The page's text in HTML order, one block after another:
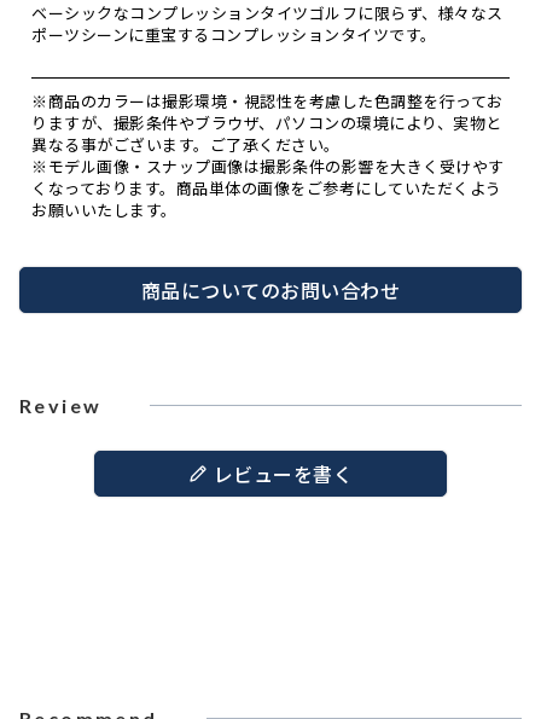
ベーシックなコンプレッションタイツゴルフに限らず、様々なス
ポーツシーンに重宝するコンプレッションタイツです。
※商品のカラーは撮影環境・視認性を考慮した色調整を行ってお
りますが、撮影条件やブラウザ、パソコンの環境により、実物と
異なる事がございます。ご了承ください。
※モデル画像・スナップ画像は撮影条件の影響を大きく受けやす
くなっております。商品単体の画像をご参考にしていただくよう
お願いいたします。
商品についてのお問い合わせ
Review
レビューを書く